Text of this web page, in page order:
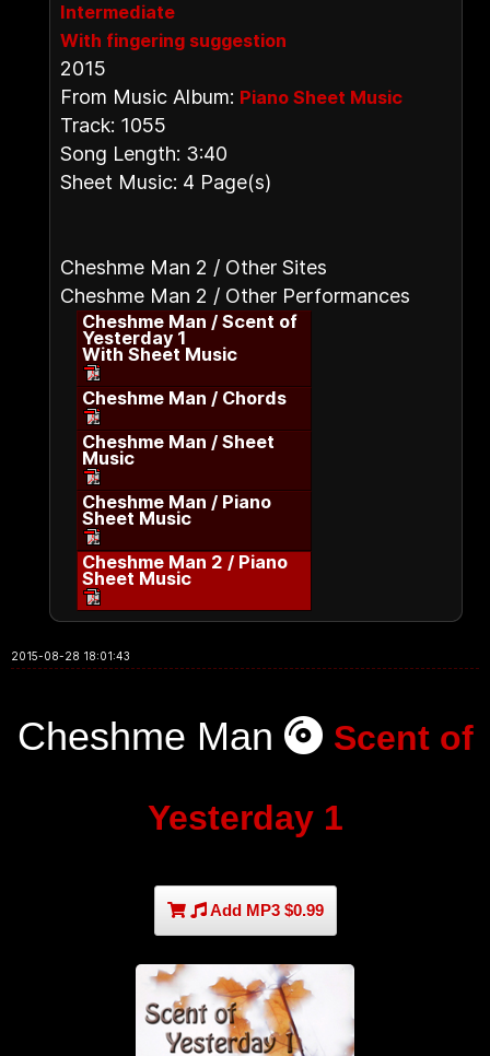
Intermediate
With fingering suggestion
2015
From Music Album: Piano Sheet Music
Track: 1055
Song Length: 3:40
Sheet Music: 4 Page(s)
Cheshme Man 2 / Other Sites
Cheshme Man 2 / Other Performances
Cheshme Man / Scent of
Yesterday 1
With Sheet Music
Cheshme Man / Chords
Cheshme Man / Sheet
Music
Cheshme Man / Piano
Sheet Music
Cheshme Man 2 / Piano
Sheet Music
2015-08-28 18:01:43
Cheshme Man Scent of
Yesterday 1
Add MP3 $0.99